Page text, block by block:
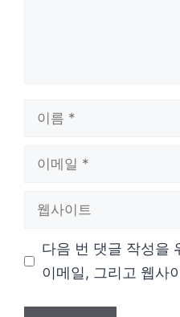
다음 번 댓글 작성을
이메일, 그리고 웹사